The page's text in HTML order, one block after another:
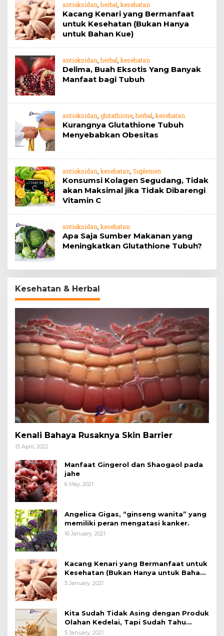
antioksidan ,herbal kesehatan
Kacang Kenari yang Bermanfaat
untuk Kesehatan (Bukan Hanya
untuk Bahan Kue)
antioksidan ,herbal kesehatan
Delima, Buah Eksotis Yang Banyak
Manfaat bagi Tubuh
antioksidan glutathione ,herbal kesehatan
Kurangnya Glutathione Tubuh
Menyebabkan Obesitas
antioksidan kesehatan Suplemen
Konsumsi Kolagen Segudang, Tidak
akan Maksimal jika Tidak Dibarengi
Vitamin C
antioksidan kesehatan
Apa Saja Sumber Makanan yang
Meningkatkan Glutathione Tubuh?
Kesehatan & Herbal
Kenali Bahaya Rusaknya Skin Barrier
15 April, 2022
Manfaat Gingerol dan Shaogaol pada
jahe
6 May, 2021
Angelica Gigas, “ginseng wanita” yang
memiliki peran mengatasi kanker.
16 January, 2021
Kacang Kenari yang Bermanfaat untuk
Kesehatan (Bukan Hanya untuk Bahan
Kue)
5 January, 2021
Kita Sudah Tidak Asing dengan Produk
Olahan Kedelai, Tapi Sudah Tahu
Manfaatnya untuk Kesehatan?
5 January, 2021